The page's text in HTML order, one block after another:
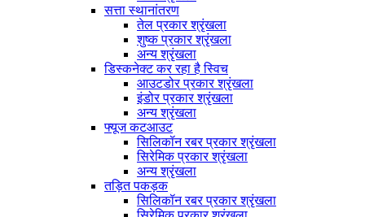
सत्ता स्थानांतरण
तेल प्रकार श्रृंखला
शुष्क प्रकार श्रृंखला
अन्य श्रृंखला
डिस्कनेक्ट कर रहा है स्विच
आउटडोर प्रकार श्रृंखला
इंडोर प्रकार श्रृंखला
अन्य श्रृंखला
फ्यूज कटआउट
सिलिकॉन रबर प्रकार श्रृंखला
सिरेमिक प्रकार श्रृंखला
अन्य श्रृंखला
तड़ित पकड़क
सिलिकॉन रबर प्रकार श्रृंखला